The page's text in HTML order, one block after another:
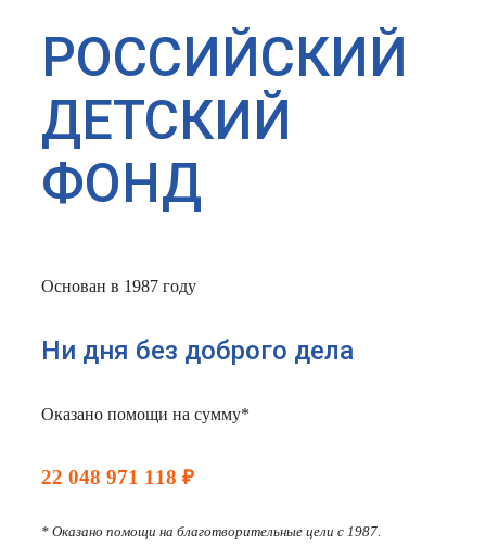
РОССИЙСКИЙ
ДЕТСКИЙ
ФОНД
Основан в 1987 году
Ни дня без доброго дела
Оказано помощи на сумму*
22 048 971 118 ₽
* Оказано помощи на благотворительные цели с 1987.